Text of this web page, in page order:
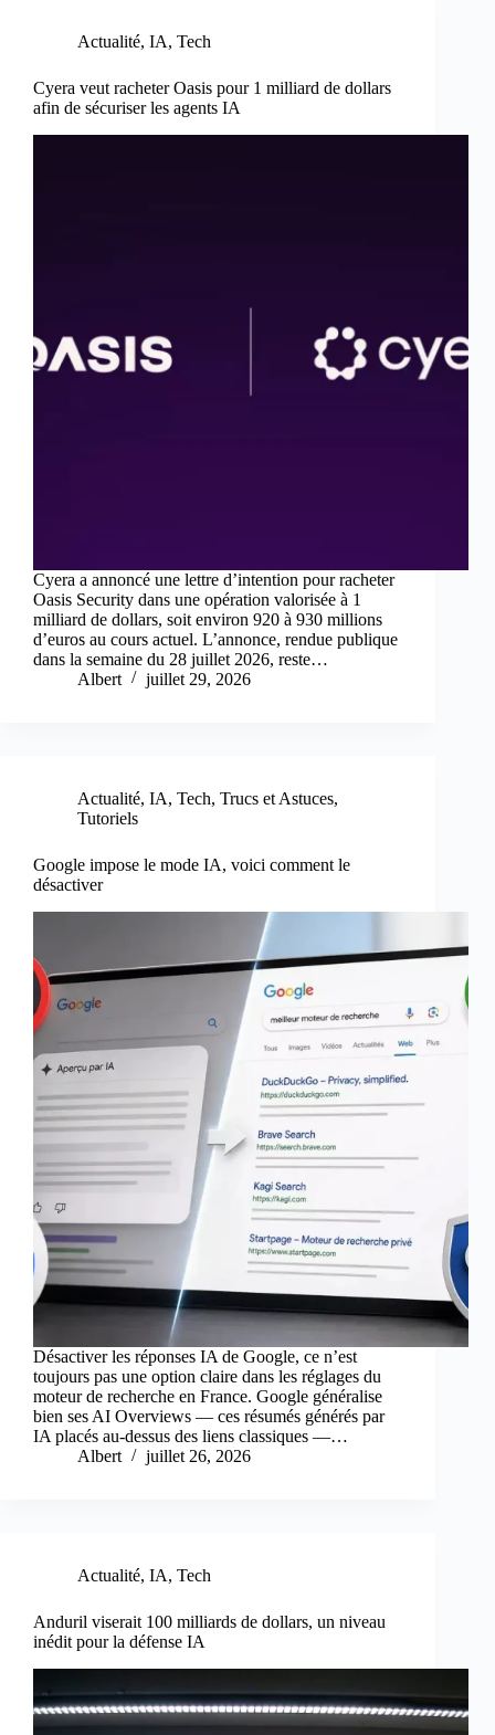
Actualité, IA, Tech
Cyera veut racheter Oasis pour 1 milliard de dollars
afin de sécuriser les agents IA
Cyera a annoncé une lettre d’intention pour racheter
Oasis Security dans une opération valorisée à 1
milliard de dollars, soit environ 920 à 930 millions
d’euros au cours actuel. L’annonce, rendue publique
dans la semaine du 28 juillet 2026, reste…
Albert
juillet 29, 2026
Actualité, IA, Tech, Trucs et Astuces,
Tutoriels
Google impose le mode IA, voici comment le
désactiver
Désactiver les réponses IA de Google, ce n’est
toujours pas une option claire dans les réglages du
moteur de recherche en France. Google généralise
bien ses AI Overviews — ces résumés générés par
IA placés au-dessus des liens classiques —…
Albert
juillet 26, 2026
Actualité, IA, Tech
Anduril viserait 100 milliards de dollars, un niveau
inédit pour la défense IA